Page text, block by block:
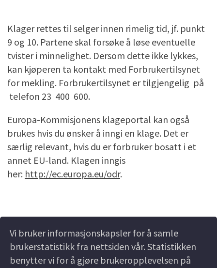
Klager rettes til selger innen rimelig tid, jf. punkt
9 og 10. Partene skal forsøke å løse eventuelle
tvister i minnelighet. Dersom dette ikke lykkes,
kan kjøperen ta kontakt med Forbrukertilsynet
for mekling. Forbrukertilsynet er tilgjengelig på
telefon 23 400 600.
Europa-Kommisjonens klageportal kan også
brukes hvis du ønsker å inngi en klage. Det er
særlig relevant, hvis du er forbruker bosatt i et
annet EU-land. Klagen inngis
her: http://ec.europa.eu/odr.
Vi bruker informasjonskapsler for å samle
brukerstatistikk fra nettsiden vår. Statistikken
benytter vi for å gjøre brukeropplevelsen på